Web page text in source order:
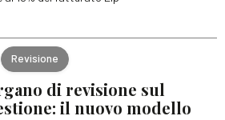
Revisione
di revisione sul
il nuovo modello